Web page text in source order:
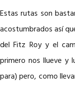
Estas rutas son
acostumbrados así
del Fitz Roy y el
primero nos llueve y
para) pero, como